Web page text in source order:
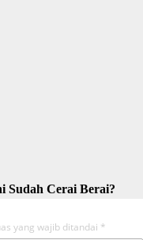
Sudah Cerai Berai?
yang wajib ditandai *